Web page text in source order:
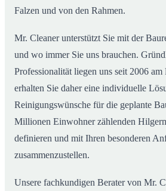
Falzen und von den Rahmen.
Mr. Cleaner unterstützt Sie mit der
und wo immer Sie uns brauchen.
Professionalität liegen uns seit 2006
erhalten Sie daher eine individuelle
Reinigungswünsche für die geplante
Millionen Einwohner zählenden
definieren und mit Ihren besonderen
zusammenzustellen.
Unsere fachkundigen Berater von Mr.